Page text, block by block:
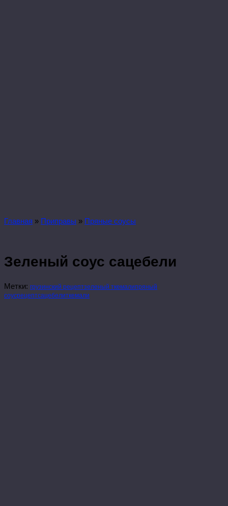
Главная » Приправы » Пряные соусы
Зеленый соус сацебели
Метки: грузинский рецептзеленый ткемалипряный
соусрецептсацебелиткемали